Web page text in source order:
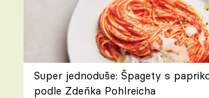
Super jednoduše: Špagety s
podle Zdeňka Pohlreicha